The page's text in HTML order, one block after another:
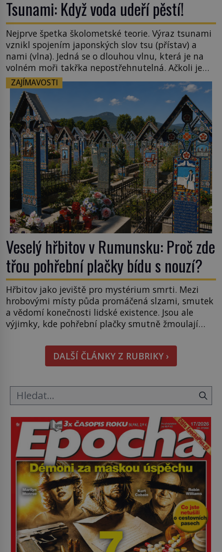
Tsunami: Když voda udeří pěstí!
Nejprve špetka školometské teorie. Výraz tsunami
vznikl spojením japonských slov tsu (přístav) a
nami (vlna). Jedná se o dlouhou vlnu, která je na
volném moři takřka nepostřehnutelná. Ačkoli je
vlnová délka tsunami i 300 kilometrů, výška vlny
na volném moři je maximálně 1,5 metru. Máme se
podobné obří vlny obávat i v Evropě? Vznik
tsunami si […]
ZAJÍMAVOSTI
Veselý hřbitov v Rumunsku: Proč zde
třou pohřební plačky bídu s nouzí?
Hřbitov jako jeviště pro mystérium smrti. Mezi
hrobovými místy půda promáčená slzami, smutek
a vědomí konečnosti lidské existence. Jsou ale
výjimky, kde pohřební plačky smutně žmoulají
pohledu na výši vyměřené podpory
v nezaměstnanosti. Kam vás pozveme? Unikátní
hřbitov, který si vysloužil název „Veselý“, najdeme
DALŠÍ ČLÁNKY Z RUBRIKY ›